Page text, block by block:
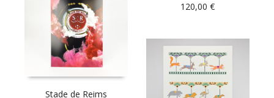
120,00€
Stade de Reims